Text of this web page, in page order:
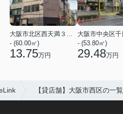
大阪市北区西天満３丁目
- (60.00㎡)
13.75万円
- (53.80㎡)
29.48万円
【貸店舗】大阪市西区の一覧